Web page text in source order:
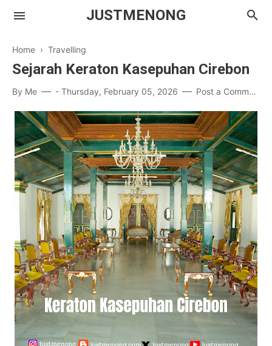
JUSTMENONG
Menong
Contact
Home › Travelling
Sejarah Keraton Kasepuhan Cirebon
By Me - Thursday, February 05, 2026 Post a Comment